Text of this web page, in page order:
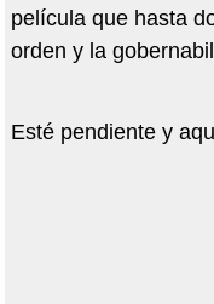
película que hasta
orden y la
Esté pendiente y